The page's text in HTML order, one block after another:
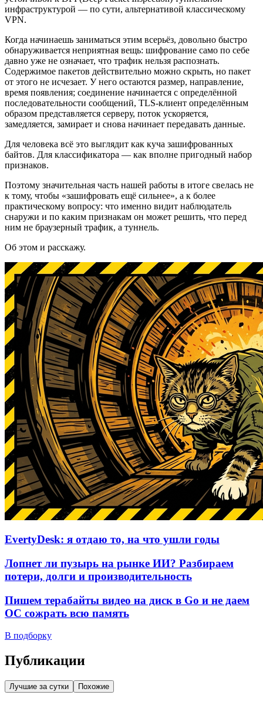
инфраструктурой — по сути, альтернативой классическому
VPN.
Когда начинаешь заниматься этим всерьёз, довольно быстро
обнаруживается неприятная вещь: шифрование само по себе
давно уже не означает, что трафик нельзя распознать.
Содержимое пакетов действительно можно скрыть, но пакет
от этого не исчезает. У него остаются размер, направление,
время появления; соединение начинается с определённой
последовательности сообщений, TLS-клиент определённым
образом представляется серверу, поток ускоряется,
замедляется, замирает и снова начинает передавать данные.
Для человека всё это выглядит как куча зашифрованных
байтов. Для классификатора — как вполне пригодный набор
признаков.
Поэтому значительная часть нашей работы в итоге свелась не
к тому, чтобы «зашифровать ещё сильнее», а к более
практическому вопросу: что именно видит наблюдатель
снаружи и по каким признакам он может решить, что перед
ним не браузерный трафик, а туннель.
Об этом и расскажу.
EvertyDesk: я отдаю то, на что ушли годы
Лопнет ли пузырь на рынке ИИ? Разбираем
потери, долги и производительность
Пишем терабайты видео на диск в Go и не даем
ОС сожрать всю память
В подборку
Публикации
Лучшие за сутки Похожие